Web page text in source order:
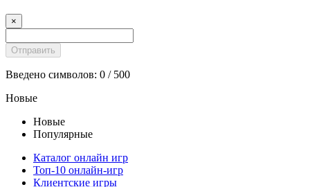
×
Введено символов: 0 / 500
Новые
Новые
Популярные
Каталог онлайн игр
Топ-10 онлайн-игр
Клиентские игры